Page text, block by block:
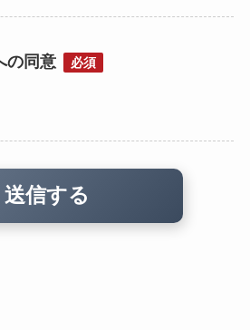
の同意 必須